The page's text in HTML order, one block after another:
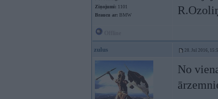
Ziņojumi: 1101
Braucu ar: BMW
zulus 28. Jul 2016,
No